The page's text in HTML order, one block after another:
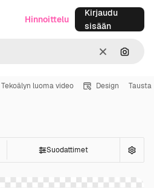
SelkeäHae
Hinnoittelu
Kirjaudu
sisään
Tekoälyn luoma video Design Tausta
Suodattimet